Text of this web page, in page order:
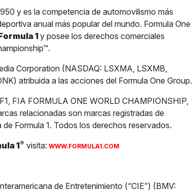
y es la competencia de automovilismo más
anual más popular del mundo. Formula One
1y posee los derechos comerciales
Corporation (NASDAQ: LSXMA, LSXMB,
atribuida a las acciones del Formula One Group.
FIA FORMULA ONE WORLD CHAMPIONSHIP,
relacionadas son marcas registradas de
Formula 1. Todos los derechos reservados.
1® visita: WWW.FORMULA1.COM
de Entretenimiento (“CIE”) (BMV: